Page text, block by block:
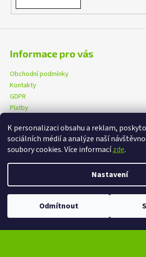
K personalizaci obsahu a reklam,
sociálních médií a analýze naší
soubory cookies. Více informacízde.
Nastavení
Odmítnout
Informace pro vás
Obchodní podmínky
Kontakty
GDPR
Platby
eXtrem-audio na facebooku eXtrem-
Copyright 2026eXtrem-audio.cz.
Upravit nastavení